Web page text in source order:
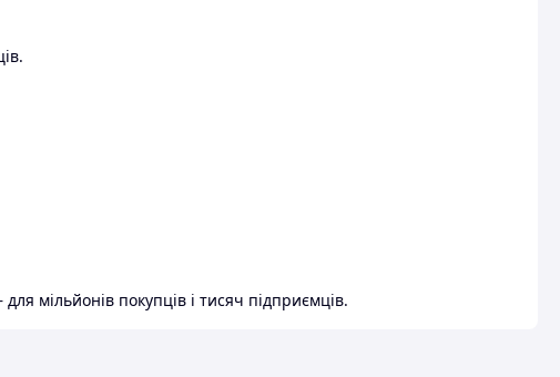
мільйонів покупців і тисяч підприємців.